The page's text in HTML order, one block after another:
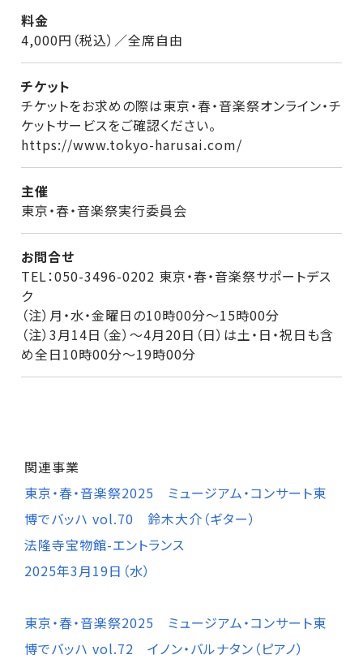
料金
4,000円（税込）／全席自由
チケット
チケットをお求めの際は東京・春・音楽祭オンライン・チ
ケットサービスをご確認ください。
https://www.tokyo-harusai.com/
主催
東京・春・音楽祭実行委員会
お問合せ
TEL：050-3496-0202 東京・春・音楽祭サポートデス
ク
（注）月・水・金曜日の10時00分～15時00分
（注）3月14日（金）～4月20日（日）は土・日・祝日も含
め全日10時00分～19時00分
関連事業
東京・春・音楽祭2025 ミュージアム・コンサート東
博でバッハ vol.70 鈴木大介（ギター）
法隆寺宝物館-エントランス
2025年3月19日（水）
東京・春・音楽祭2025 ミュージアム・コンサート東
博でバッハ vol.72 イノン・バルナタン（ピアノ）